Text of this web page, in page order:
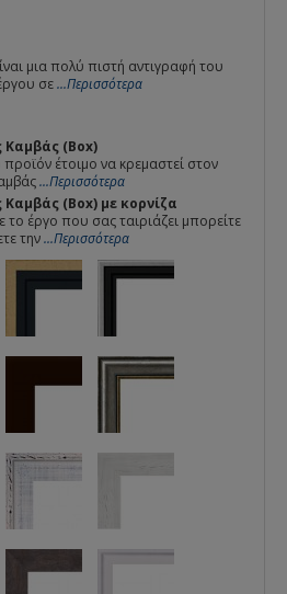
μια πολύ πιστή αντιγραφή του
σε...Περισσότερα
Καμβάς (Box)
έτοιμο να κρεμαστεί στον
...Περισσότερα
(Box) με κορνίζα
το έργο που σας ταιριάζει μπορείτε
την...Περισσότερα